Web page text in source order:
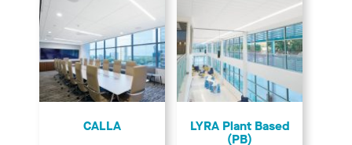
CALLA
LYRA Plant Based
(PB)